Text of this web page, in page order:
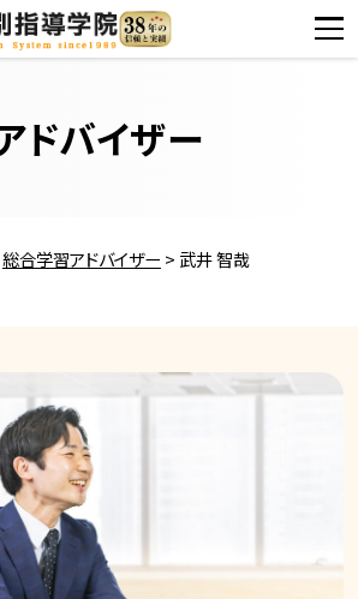
ドバイザー
総合学習アドバイザー > 武井 智哉